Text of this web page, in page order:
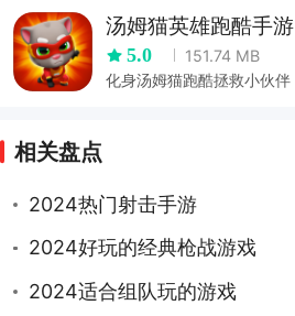
汤姆猫英雄跑酷手游
5.0
151.74 MB
化身汤姆猫跑酷拯救小伙伴
相关盘点
2024热门射击手游
2024好玩的经典枪战游戏
2024适合组队玩的游戏